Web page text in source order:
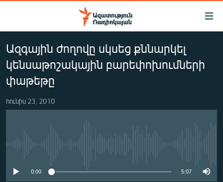
Մատչելիության
հիմնական
բովանդակությանը
Անցնել
հիմնական
մենյուին
Որոնում
ԱԶԱՏՈՒԹՅՈՒՆ TV
ՀԱՅԱՍՏԱՆ
ՔԱՂԱՔԱԿԱՆ
ԸՆՏՐՈՒԹՅՈՒՆՆԵՐ 2026
ՂԱՐԱԲԱՂ
Ազգային ժողովը սկսեց քննարկել
կենսաթոշակային բարեփոխումների
փաթեթը
հունիս 23, 2010
0:00 5:07